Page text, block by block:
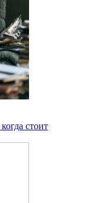
стоит